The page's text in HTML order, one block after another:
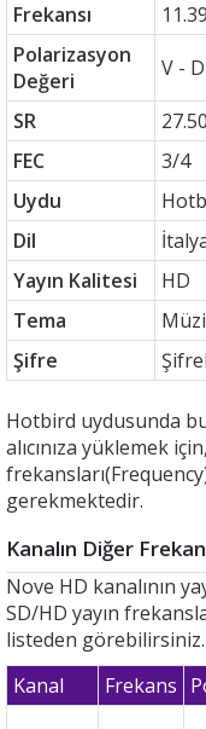
Frekansı
Polarizasyon
Değeri
V -
SR
FEC
3/4
Uydu
Dil
Yayın Kalitesi
HD
Tema
Şifre
Hotbird uydusunda
alıcınıza yüklemek
gerekmektedir.
Kanalın Diğer
Nove HD kanalının
SD/HD yayın
listeden görebilirsiniz.
Kanal
Frekans